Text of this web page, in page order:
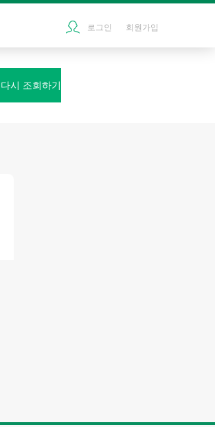
로그인 회원가입
다시 조회하기